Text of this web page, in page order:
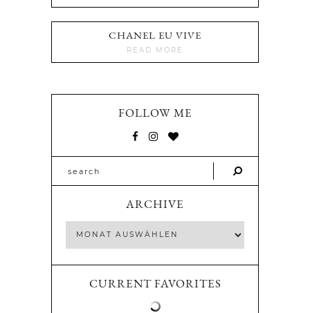
CHANEL EU VIVE
READ MORE
FOLLOW ME
ARCHIVE
CURRENT FAVORITES